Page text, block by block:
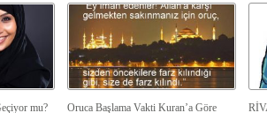
mu?
Oruca Başlama Vakti Kuran’a Göre